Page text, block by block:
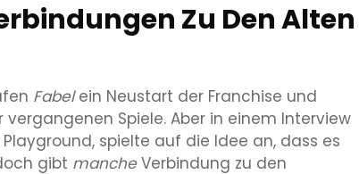
Zu Den Alten
Fabelein Neustart der Franchise und
Spiele. Aber in einem Interview
spielte auf die Idee an, dass es
gibt mancheVerbindung zu den